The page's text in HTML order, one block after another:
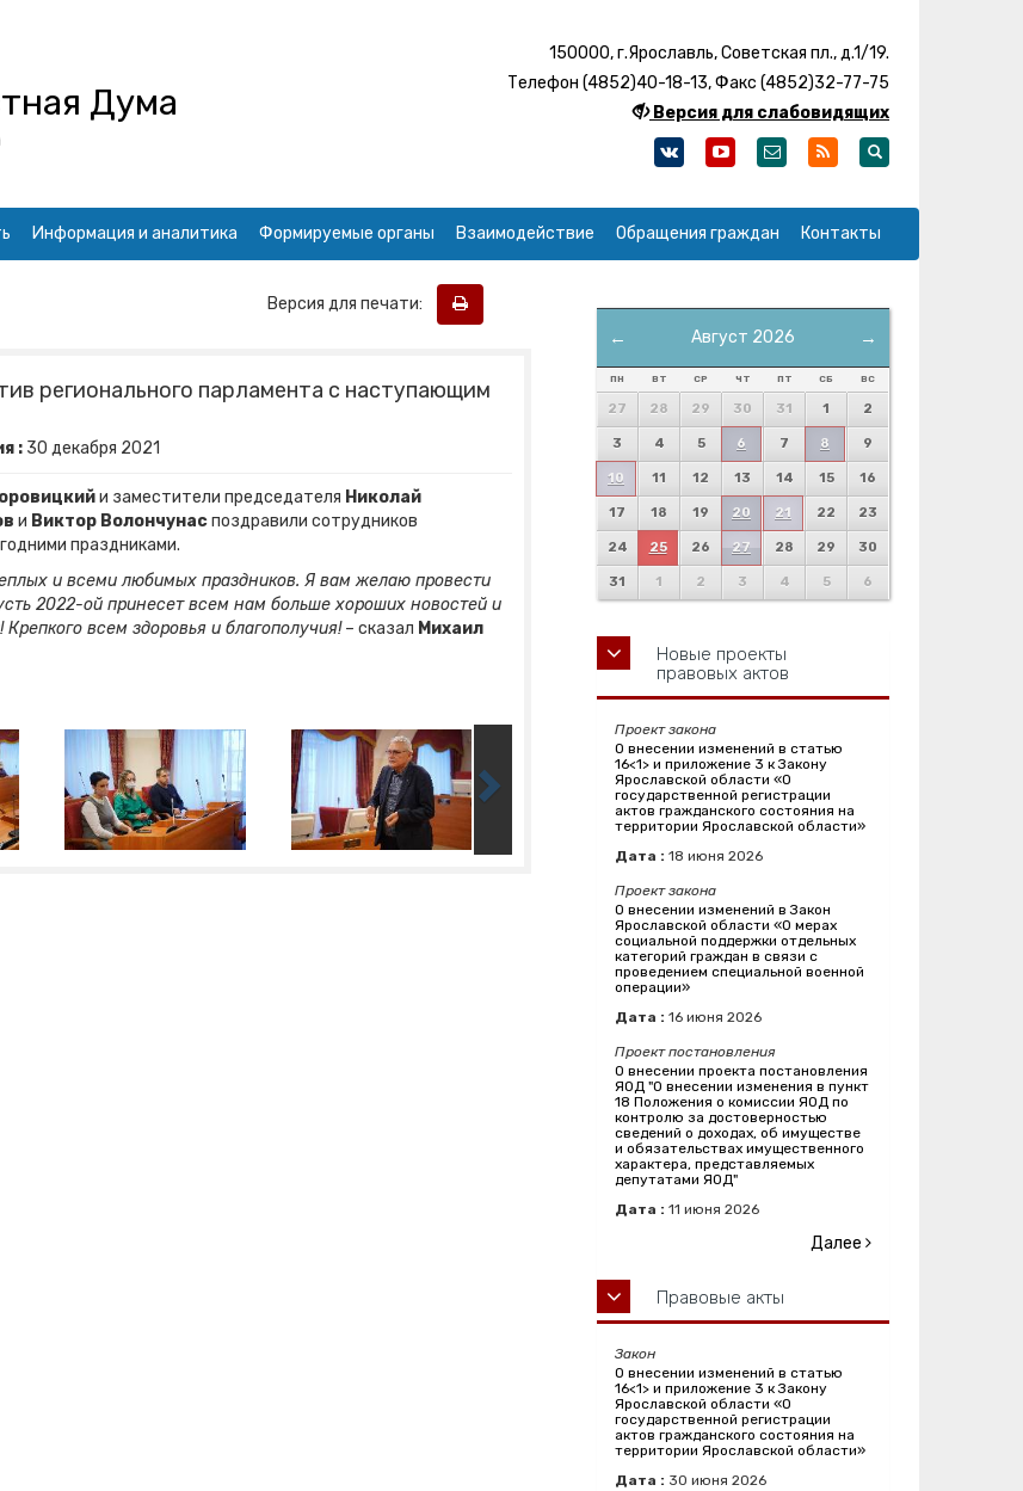
Дума
150000, г.Ярославль, Советская пл., д.1/19.
Телефон (4852)40-18-13, Факс (4852)32-77-75
Версия для слабовидящих
Информация и аналитика Формируемые органы Взаимодействие Обращения граждан Контакты
Версия для печати:
регионального парламента с наступающим
: 30 декабря 2021
и заместители председателя Николай
и Виктор Волончунаспоздравили сотрудников
праздниками.
и всеми любимых праздников. Я вам желаю провести
2022-ой принесет всем нам больше хороших новостей и
всем здоровья и благополучия!– сказал Михаил
← →
Август 2026
ПН ВТ СР ЧТ ПТ СБ ВС
27 28 29 30 31 1 2
3 4 5 6 7 8 9
10 11 12 13 14 15 16
17 18 19 20 21 22 23
24 25 26 27 28 29 30
31 1 2 3 4 5 6
Новые проекты
правовых актов
Проект закона
О внесении изменений в статью
16<1> и приложение 3 к Закону
Ярославской области «О
государственной регистрации
актов гражданского состояния на
территории Ярославской области»
Дата : 18 июня 2026
Проект закона
О внесении изменений в Закон
Ярославской области «О мерах
социальной поддержки отдельных
категорий граждан в связи с
проведением специальной военной
операции»
Дата : 16 июня 2026
Проект постановления
О внесении проекта постановления
ЯОД "О внесении изменения в пункт
18 Положения о комиссии ЯОД по
контролю за достоверностью
сведений о доходах, об имуществе
и обязательствах имущественного
характера, представляемых
депутатами ЯОД"
Дата : 11 июня 2026
Далее
Правовые акты
Закон
О внесении изменений в статью
16<1> и приложение 3 к Закону
Ярославской области «О
государственной регистрации
актов гражданского состояния на
территории Ярославской области»
Дата : 30 июня 2026